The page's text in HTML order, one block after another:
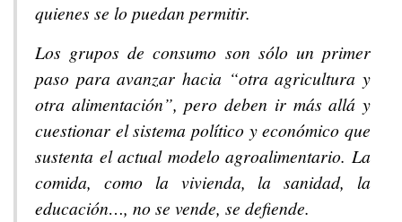
quienes se lo puedan permitir.
Los grupos de consumo son sólo un primer
paso para avanzar hacia “otra agricultura y
otra alimentación”, pero deben ir más allá y
cuestionar el sistema político y económico que
sustenta el actual modelo agroalimentario. La
comida, como la vivienda, la sanidad, la
educación…, no se vende, se defiende.